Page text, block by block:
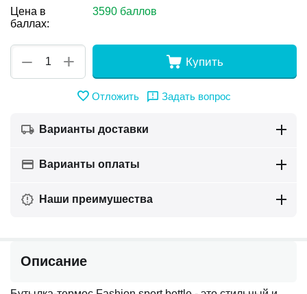
Цена в
баллах:
3590 баллов
+
− Купить
Отложить Задать вопрос
Варианты доставки
Варианты оплаты
Наши преимушества
Описание